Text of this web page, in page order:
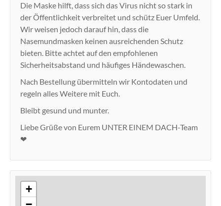
Die Maske hilft, dass sich das Virus nicht so stark in
der Öffentlichkeit verbreitet und schütz Euer Umfeld.
Wir weisen jedoch darauf hin, dass die
Nasemundmasken keinen ausreichenden Schutz
bieten. Bitte achtet auf den empfohlenen
Sicherheitsabstand und häufiges Händewaschen.
Nach Bestellung übermitteln wir Kontodaten und
regeln alles Weitere mit Euch.
Bleibt gesund und munter.
Liebe Grüße von Eurem UNTER EINEM DACH-Team
❤
+